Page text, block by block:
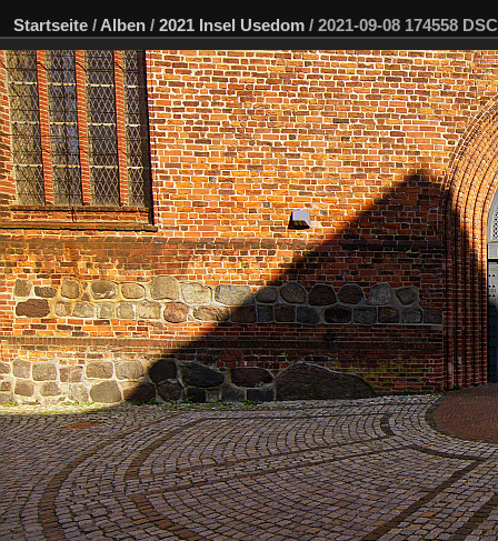
Startseite / Alben / 2021 Insel Usedom / 2021-09-08 174558